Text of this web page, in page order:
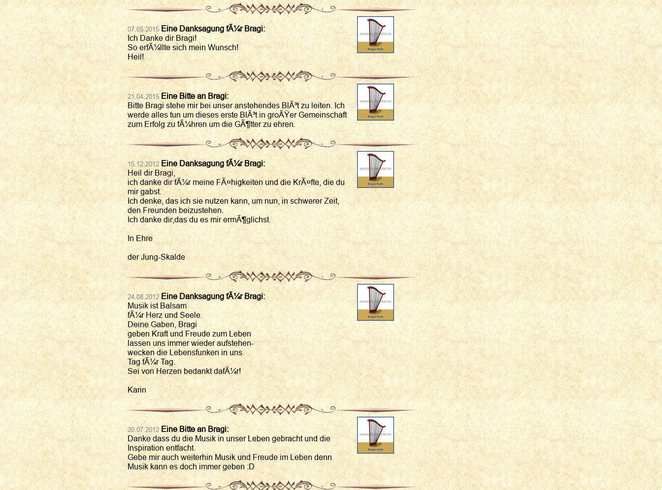
07.05.2015 Eine Danksagung fÃ¼r Bragi:
Ich Danke dir Bragi!
So erfÃ¼llte sich mein Wunsch!
Heil!
21.04.2015Eine Bitte an Bragi:
Bitte Bragi stehe mir bei unser anstehendes BlÃ³t zu leiten. Ich
werde alles tun um dieses erste BlÃ³t in groÃŸer Gemeinschaft
zum Erfolg zu fÃ¼hren um die GÃ¶tter zu ehren.
15.12.2012Eine Danksagung fÃ¼r Bragi:
Heil dir Bragi,
ich danke dir fÃ¼r meine FÃ¤higkeiten und die KrÃ¤fte, die du
mir gabst.
Ich denke, das ich sie nutzen kann, um nun, in schwerer Zeit,
den Freunden beizustehen.
Ich danke dir,das du es mir ermÃ¶glichst.
In Ehre
der Jung-Skalde
24.08.2012Eine Danksagung fÃ¼r Bragi:
Musik ist Balsam
fÃ¼r Herz und Seele.
Deine Gaben, Bragi
geben Kraft und Freude zum Leben
lassen uns immer wieder aufstehen-
wecken die Lebensfunken in uns
Tag fÃ¼r Tag.
Sei von Herzen bedankt dafÃ¼r!
Karin
20.07.2012Eine Bitte an Bragi:
Danke dass du die Musik in unser Leben gebracht und die
Inspiration entfacht.
Gebe mir auch weiterhin Musik und Freude im Leben denn
Musik kann es doch immer geben :D